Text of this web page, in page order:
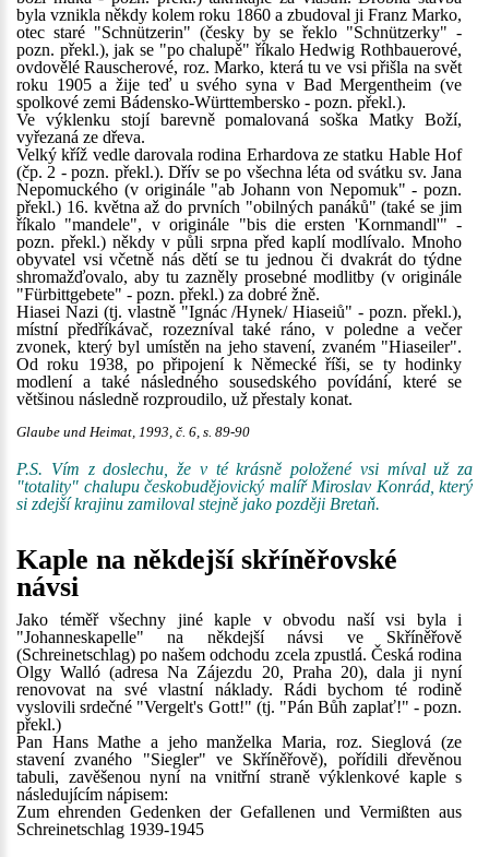
byla vznikla někdy kolem roku 1860 a zbudoval ji Franz Marko,
otec staré "Schnützerin" (česky by se řeklo "Schnützerky" -
pozn. překl.), jak se "po chalupě" říkalo Hedwig Rothbauerové,
ovdovělé Rauscherové, roz. Marko, která tu ve vsi přišla na svět
roku 1905 a žije teď u svého syna v Bad Mergentheim (ve
spolkové zemi Bádensko-Württembersko - pozn. překl.).
Ve výklenku stojí barevně pomalovaná soška Matky Boží,
vyřezaná ze dřeva.
Velký kříž vedle darovala rodina Erhardova ze statku Hable Hof
(čp. 2 - pozn. překl.). Dřív se po všechna léta od svátku sv. Jana
Nepomuckého (v originále "ab Johann von Nepomuk" - pozn.
překl.) 16. května až do prvních "obilných panáků" (také se jim
říkalo "mandele", v originále "bis die ersten 'Kornmandl'" -
pozn. překl.) někdy v půli srpna před kaplí modlívalo. Mnoho
obyvatel vsi včetně nás dětí se tu jednou či dvakrát do týdne
shromažďovalo, aby tu zazněly prosebné modlitby (v originále
"Fürbittgebete" - pozn. překl.) za dobré žně.
Hiasei Nazi (tj. vlastně "Ignác /Hynek/ Hiaseiů" - pozn. překl.),
místní předříkávač, rozezníval také ráno, v poledne a večer
zvonek, který byl umístěn na jeho stavení, zvaném "Hiaseiler".
Od roku 1938, po připojení k Německé říši, se ty hodinky
modlení a také následného sousedského povídání, které se
většinou následně rozproudilo, už přestaly konat.
Glaube und Heimat, 1993, č. 6, s. 89-90
P.S. Vím z doslechu, že v té krásně položené vsi míval už za
"totality" chalupu českobudějovický malíř Miroslav Konrád, který
si zdejší krajinu zamiloval stejně jako později Bretaň.
Kaple na někdejší skříněřovské
návsi
Jako téměř všechny jiné kaple v obvodu naší vsi byla i
"Johanneskapelle" na někdejší návsi ve Skříněřově
(Schreinetschlag) po našem odchodu zcela zpustlá. Česká rodina
Olgy Walló (adresa Na Zájezdu 20, Praha 20), dala ji nyní
renovovat na své vlastní náklady. Rádi bychom té rodině
vyslovili srdečné "Vergelt's Gott!" (tj. "Pán Bůh zaplať!" - pozn.
překl.)
Pan Hans Mathe a jeho manželka Maria, roz. Sieglová (ze
stavení zvaného "Siegler" ve Skříněřově), pořídili dřevěnou
tabuli, zavěšenou nyní na vnitřní straně výklenkové kaple s
následujícím nápisem:
Zum ehrenden Gedenken der Gefallenen und Vermißten aus
Schreinetschlag 1939-1945